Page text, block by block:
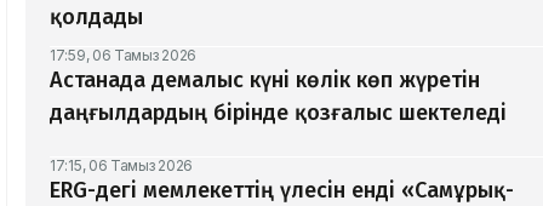
қолдады
17:59, 06 Тамыз 2026
Астанада демалыс күні көлік көп жүретін
даңғылдардың бірінде қозғалыс шектеледі
17:15, 06 Тамыз 2026
ERG-дегі мемлекеттің үлесін енді «Самұрық-